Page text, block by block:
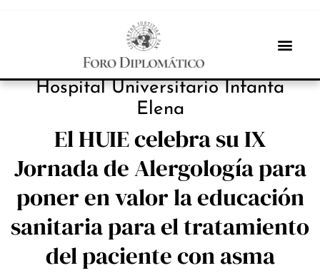
INBOX INTERNACIONAL
Hospital Universitario Infanta
Elena
El HUIE celebra su IX
Jornada de Alergología para
poner en valor la educación
sanitaria para el tratamiento
del paciente con asma